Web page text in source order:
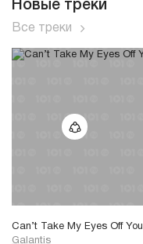
Новые треки
Все треки
Can’t Take My Eyes Off You
Galantis